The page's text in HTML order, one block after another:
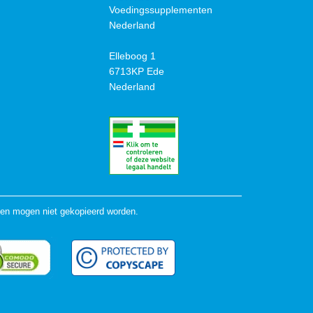
Voedingssupplementen
Nederland
Elleboog 1
6713KP Ede
Nederland
mogen niet gekopieerd worden.